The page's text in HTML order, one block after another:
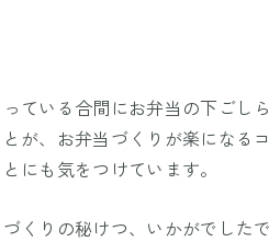
ている合間にお弁当の下ごし
が、お弁当づくりが楽になる
にも気をつけています。
くりの秘けつ、いかがでした